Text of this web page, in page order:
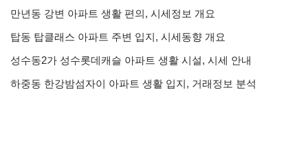
만년동 강변 아파트 생활 편의, 시세정보 개요
탑동 탑클래스 아파트 주변 입지, 시세동향 개요
성수동2가 성수롯데캐슬 아파트 생활 시설, 시세 안내
하중동 한강밤섬자이 아파트 생활 입지, 거래정보 분석